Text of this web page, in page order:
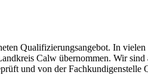
Qualifizierungsangebot. In
Calw übernommen. Wir
und von der Fachkundigenstelle